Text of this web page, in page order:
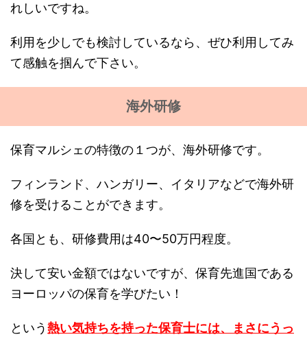
れしいですね。
利用を少しでも検討しているなら、ぜひ利用してみ
て感触を掴んで下さい。
海外研修
保育マルシェの特徴の１つが、海外研修です。
フィンランド、ハンガリー、イタリアなどで海外研
修を受けることができます。
各国とも、研修費用は40〜50万円程度。
決して安い金額ではないですが、保育先進国である
ヨーロッパの保育を学びたい！
という熱い気持ちを持った保育士には、まさにうっ